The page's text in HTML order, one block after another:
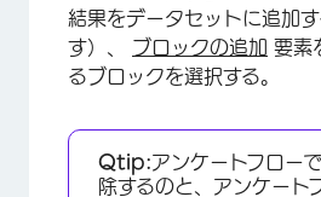
結果をデータセットに追加
す）、 ブロックの追加 要素
るブロックを選択する。
Qtip:アンケートフロー
除するのと、アンケート